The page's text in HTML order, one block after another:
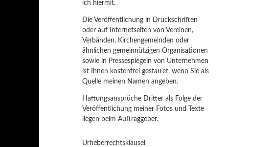
ich hiermit.
Die Veröffentlichung in Druckschriften
oder auf Internetseiten von Vereinen,
Verbänden, Kirchengemeinden oder
ähnlichen gemeinnützigen Organisationen
sowie in Pressespiegeln von Unternehmen
ist Ihnen kostenfrei gestattet, wenn Sie als
Quelle meinen Namen angeben.
Haftungsansprüche Dritter als Folge der
Veröffentlichung meiner Fotos und Texte
liegen beim Auftraggeber.
Urheberrechtsklausel